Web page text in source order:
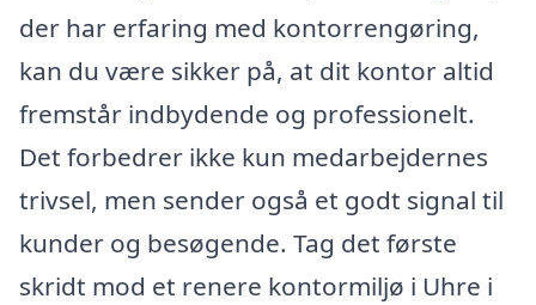
der har erfaring med kontorrengøring,
kan du være sikker på, at dit kontor altid
fremstår indbydende og professionelt.
Det forbedrer ikke kun medarbejdernes
trivsel, men sender også et godt signal til
kunder og besøgende. Tag det første
skridt mod et renere kontormiljø i Uhre i